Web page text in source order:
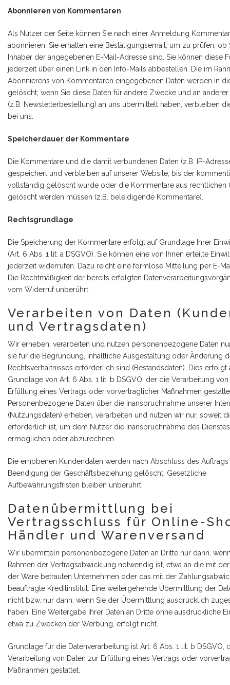
Abonnieren von Kommentaren
Als Nutzer der Seite können Sie nach einer Anmeldung
abonnieren. Sie erhalten eine Bestätigungsemail, um zu prüfen, ob
Inhaber der angegebenen E-Mail-Adresse sind. Sie können diese
jederzeit über einen Link in den Info-Mails abbestellen. Die im
Abonnierens von Kommentaren eingegebenen Daten werden in
gelöscht; wenn Sie diese Daten für andere Zwecke und an anderer
(z.B. Newsletterbestellung) an uns übermittelt haben, verbleiben
bei uns.
Speicherdauer der Kommentare
Die Kommentare und die damit verbundenen Daten (z.B. IP-
gespeichert und verbleiben auf unserer Website, bis der
vollständig gelöscht wurde oder die Kommentare aus rechtlichen
gelöscht werden müssen (z.B. beleidigende Kommentare).
Rechtsgrundlage
Die Speicherung der Kommentare erfolgt auf Grundlage Ihrer
(Art. 6 Abs. 1 lit. a DSGVO). Sie können eine von Ihnen erteilte
jederzeit widerrufen. Dazu reicht eine formlose Mitteilung per E-
Die Rechtmäßigkeit der bereits erfolgten
vom Widerruf unberührt.
Verarbeiten von Daten
und Vertragsdaten)
Wir erheben, verarbeiten und nutzen personenbezogene Daten
sie für die Begründung, inhaltliche Ausgestaltung oder Änderung
Rechtsverhältnisses erforderlich sind (Bestandsdaten). Dies erfolgt
Grundlage von Art. 6 Abs. 1 lit. b DSGVO, der die Verarbeitung
Erfüllung eines Vertrags oder vorvertraglicher Maßnahmen
Personenbezogene Daten über die Inanspruchnahme unserer
(Nutzungsdaten) erheben, verarbeiten und nutzen wir nur, soweit
erforderlich ist, um dem Nutzer die Inanspruchnahme des
ermöglichen oder abzurechnen.
Die erhobenen Kundendaten werden nach Abschluss des
Beendigung der Geschäftsbeziehung gelöscht. Gesetzliche
Aufbewahrungsfristen bleiben unberührt.
Datenübermittlung bei
Vertragsschluss für Online-
Händler und Warenversand
Wir übermitteln personenbezogene Daten an Dritte nur dann,
Rahmen der Vertragsabwicklung notwendig ist, etwa an die mit
der Ware betrauten Unternehmen oder das mit der
beauftragte Kreditinstitut. Eine weitergehende Übermittlung der
nicht bzw. nur dann, wenn Sie der Übermittlung ausdrücklich
haben. Eine Weitergabe Ihrer Daten an Dritte ohne ausdrückliche
etwa zu Zwecken der Werbung, erfolgt nicht.
Grundlage für die Datenverarbeitung ist Art. 6 Abs. 1 lit. b DSGVO,
Verarbeitung von Daten zur Erfüllung eines Vertrags oder
Maßnahmen gestattet.